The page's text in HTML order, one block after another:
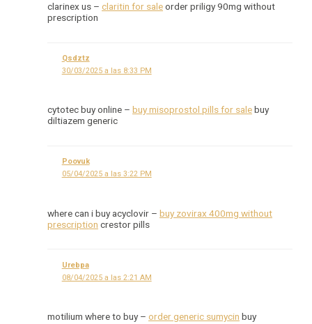
clarinex us – claritin for saleorder priligy 90mg without
prescription
Qsdztz
30/03/2025 a las 8:33 PM
cytotec buy online – buy misoprostol pills for salebuy
diltiazem generic
Poovuk
05/04/2025 a las 3:22 PM
where can i buy acyclovir – buy zovirax 400mg without
prescription crestor pills
Urebpa
08/04/2025 a las 2:21 AM
motilium where to buy – order generic sumycin buy